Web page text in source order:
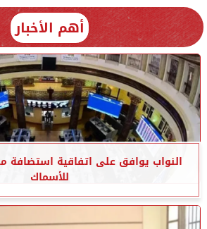
أهم الأخبار
النواب يوافق على اتفاقية استضافة
للأسماك